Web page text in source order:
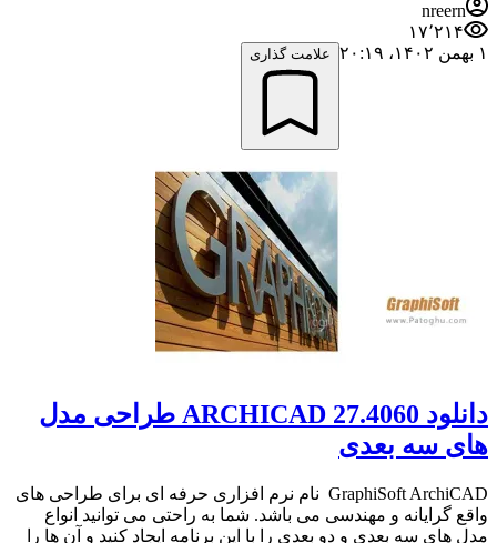
nreern
۱۷٬۲۱۴
۱ بهمن ۱۴۰۲،‏ ۲۰:۱۹
علامت گذاری
دانلود ARCHICAD 27.4060 طراحی مدل
های سه بعدی
GraphiSoft ArchiCAD نام نرم افزاری حرفه ای برای طراحی های
واقع گرایانه و مهندسی می باشد. شما به راحتی می توانید انواع
مدل های سه بعدی و دو بعدی را با این برنامه ایجاد کنید و آن ها را